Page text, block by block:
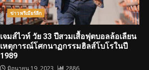
ข่าวพรีเมียร์ลีก
เจมส์ไวท์ วัย 33 ปีสวมเสื้อฟุตบอลล้อเลียน
เหตุการณ์โศกนาฏกรรมฮิลส์โบโรในปี
1989
มิถุนายน 19, 2023 2886